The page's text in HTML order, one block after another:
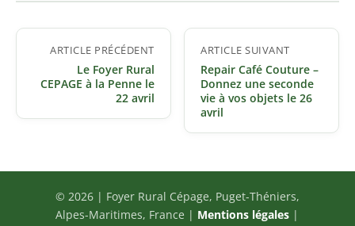
Navigation
l’article
ARTICLE PRÉCÉDENT
Le Foyer Rural
CEPAGE à la Penne le
22 avril
ARTICLE SUIVANT
Repair Café Couture –
Donnez une seconde
vie à vos objets le 26
avril
© 2026 | Foyer Rural Cépage, Puget-Théniers,
Alpes-Maritimes, France | Mentions légales |